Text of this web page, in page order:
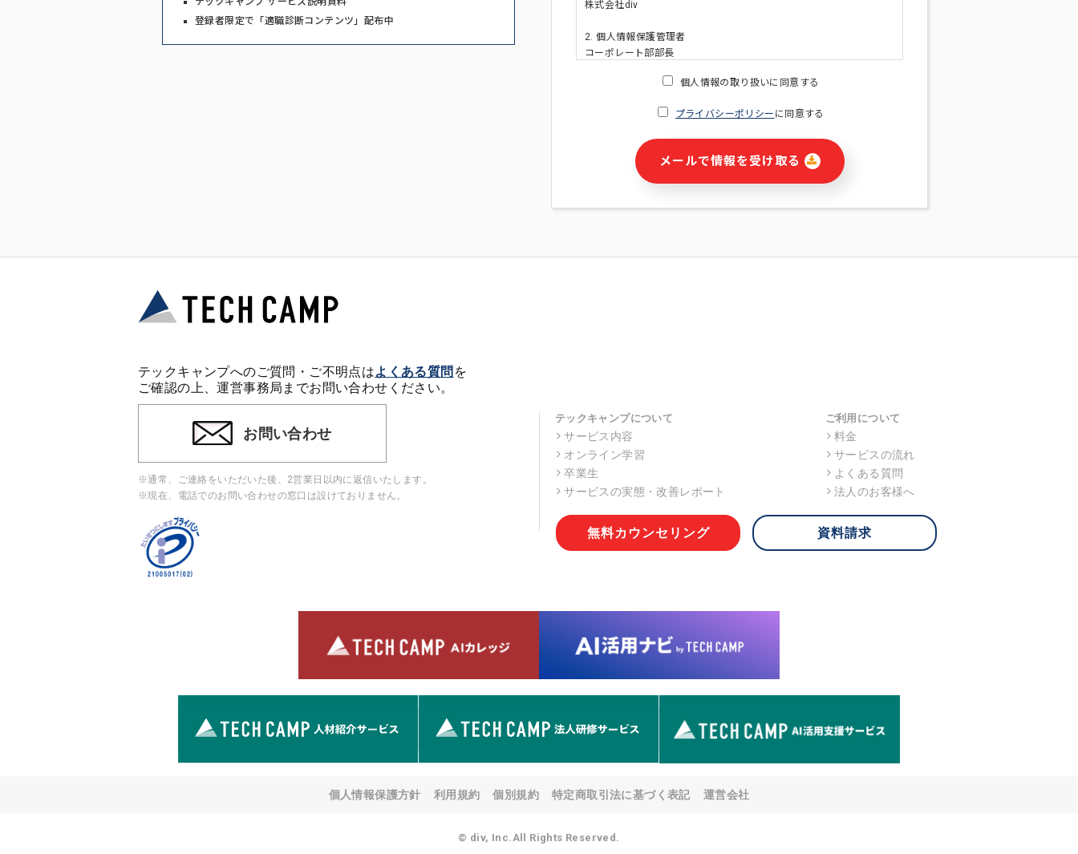
登録者限定で「適職診断コンテンツ」配布中
株式会社div
2. 個人情報保護管理者
コーポレート部部長
・ご請求された資料の送付のため
・本サービス及び本サービスに関連する情報(当社及び第三者のサー
ビス又は商品等の広告配信・宣伝を含みますが、それらに限定されま
せん)の提供又はそれらに関する連絡のため
5. 個人情報取扱いの委託
当社は事業運営上、前項利用目的の範囲に限って個人情報を外部に委
託することがあります。この場合、個人情報保護水準の高い委託先を
選定し、個人情報の適正管理・機密保持についての契約を交わし、適
6. 個人情報の開示等の請求 ご本人様は、当社に対してご自身の個人
情報の開示等(利用目的の通知、開示、内容の訂正・追加・削除、利
す。ただし、申請が本人確認が不可能な場合や、個人情報保護法の定
す。 なお、アクセスログなどの個人情報以外の情報については、原則
【お問合せ窓口】
株式会社div 個人情報問合せ窓口
〒107-0052 東京都港区赤坂8-4-14 青山タワープレイス6階
メールアドレス:privacy_policy@di-v.co.jp
ご本人様が当社に個人情報を提供されるかどうかは任意によるもので
個人情報の取り扱いに同意する
プライバシーポリシー に同意する
メールで情報を受け取る
テックキャンプへのご質問・ご不明点はよくある質問 を
ご確認の上、運営事務局までお問い合わせください。
お問い合わせ
※通常、ご連絡をいただいた後、2営業日以内に返信いたします。
※現在、電話でのお問い合わせの窓口は設けておりません。
テックキャンプについて
サービス内容
オンライン学習
卒業生
サービスの実態・改善レポート
ご利用について
料金
サービスの流れ
よくある質問
法人のお客様へ
無料カウンセリング 資料請求
個人情報保護方針 利用規約 個別規約 特定商取引法に基づく表記 運営会社
© div, Inc.All Rights Reserved.